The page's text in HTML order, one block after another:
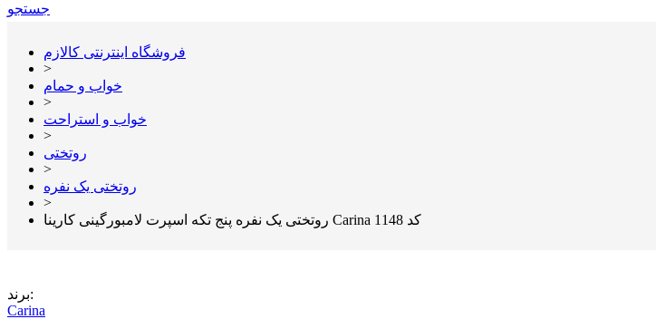
جستجو
فروشگاه اینترنتی کالازم
>
خواب و حمام
>
خواب و استراحت
>
روتختی
>
روتختی یک نفره
>
روتختی یک نفره پنج تکه اسپرت لامبورگینی کارینا Carina کد 1148
برند:
Carina